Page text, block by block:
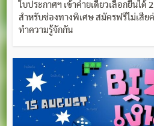
ใบประกาศฯ เข้าค่ายเดียวเลือกยื่นได้
สำหรับช่องทางพิเศษ สมัครฟรีไม่เสียค่
ทำความรู้จักกัน